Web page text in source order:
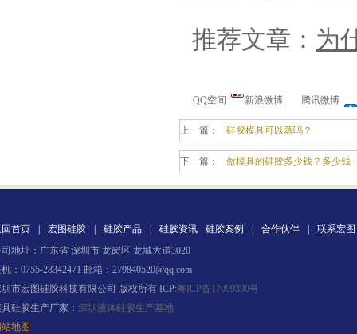
推荐文章： 为
QQ空间 新浪微博 腾讯微博
上一篇： 硅胶模具可以蒸吗？
下一篇： 做模具的硅胶多少钱？多少钱
首页 宏图硅胶 硅胶产品 硅胶资讯 硅胶案例 合作伙伴
联系宏图
地址：广东省 深圳市 龙岗区 龙城大道3020
：0755-28342471 邮箱：279840520@qq.com
市宏图硅胶科技有限公司 版权所有 ICP:粤ICP备17099390号
硅胶生产厂家： 深圳液体硅胶生产基地
地图